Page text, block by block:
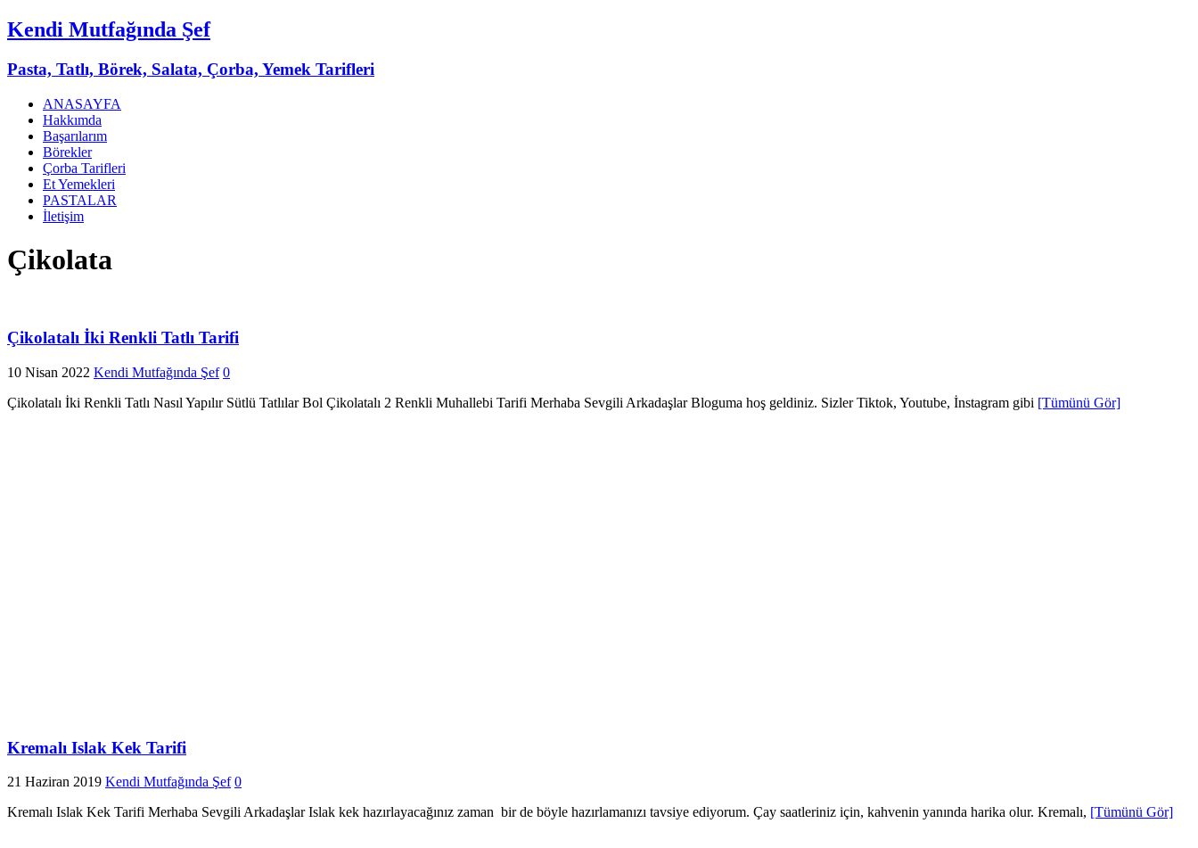
Kendi Mutfağında Şef
Pasta, Tatlı, Börek, Salata, Çorba, Yemek Tarifleri
ANASAYFA
Hakkımda
Başarılarım
Börekler
Çorba Tarifleri
Et Yemekleri
PASTALAR
İletişim
Çikolata
Çikolatalı İki Renkli Tatlı Tarifi
10 Nisan 2022 Kendi Mutfağında Şef 0
Çikolatalı İki Renkli Tatlı Nasıl Yapılır Sütlü Tatlılar Bol Çikolatalı 2 Renkli Muhallebi Tarifi Merhaba Sevgili Arkadaşlar Bloguma hoş geldiniz. Sizler Tiktok, Youtube, İnstagram gibi [Tümünü Gör]
Kremalı Islak Kek Tarifi
21 Haziran 2019 Kendi Mutfağında Şef 0
Kremalı Islak Kek Tarifi Merhaba Sevgili Arkadaşlar Islak kek hazırlayacağınız zaman bir de böyle hazırlamanızı tavsiye ediyorum. Çay saatleriniz için, kahvenin yanında harika olur. Kremalı, [Tümünü Gör]